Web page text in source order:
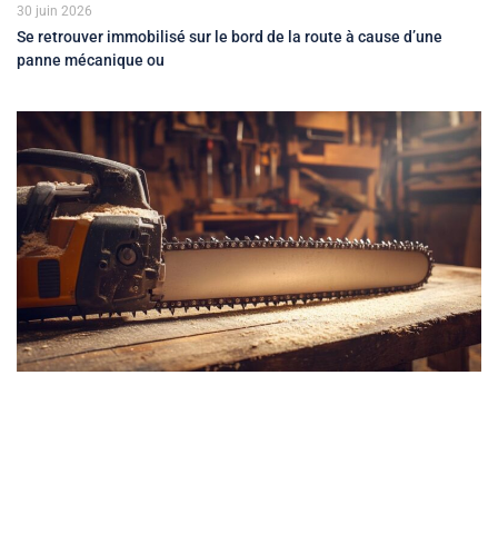
30 juin 2026
Se retrouver immobilisé sur le bord de la route à cause d’une
panne mécanique ou